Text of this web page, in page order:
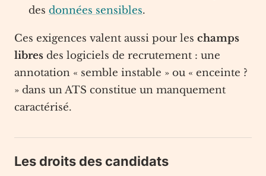
des données sensibles.
Ces exigences valent aussi pour les champs
libres des logiciels de recrutement : une
annotation « semble instable » ou « enceinte ?
» dans un ATS constitue un manquement
caractérisé.
Les droits des candidats